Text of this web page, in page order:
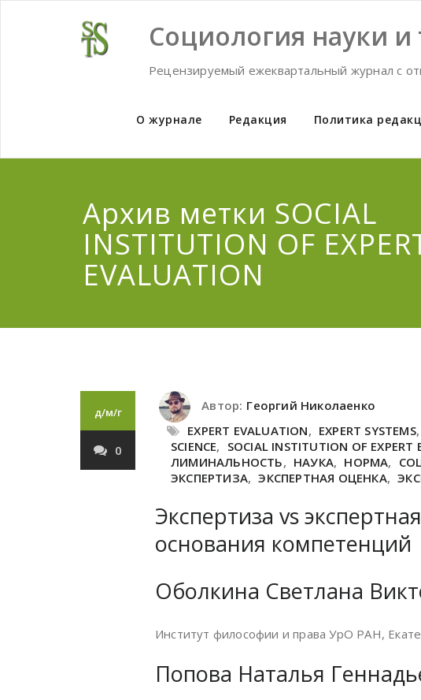
Социология науки и
Рецензируемый ежеквартальный журнал с
О журнале Редакция Политика
Архив метки SOCIAL
INSTITUTION OF
EVALUATION
д/м/г
0
Автор: Георгий Николаенко
EXPERT EVALUATION, EXPERT SYSTEMS,
SCIENCE, SOCIAL INSTITUTION OF EXPERT
ЛИМИНАЛЬНОСТЬ, НАУКА, НОРМА,
ЭКСПЕРТИЗА, ЭКСПЕРТНАЯ ОЦЕНКА,
Экспертиза vs
основания компетенций
Оболкина Светлана
Институт философии и права УрО РАН,
Попова Наталья